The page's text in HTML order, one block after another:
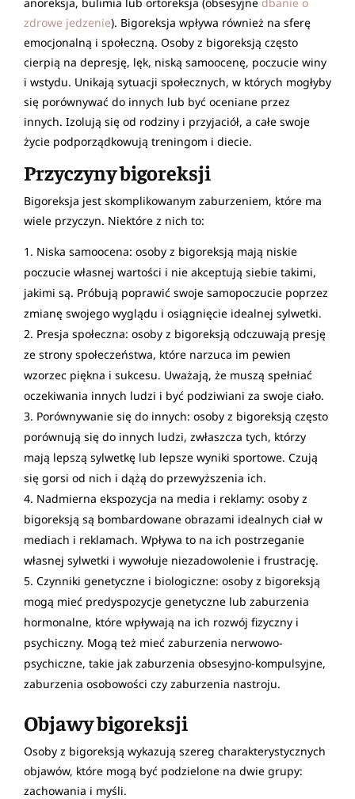
zdrowe jedzenie). Bigoreksja wpływa również na sferę
emocjonalną i społeczną. Osoby z bigoreksją często
cierpią na depresję, lęk, niską samoocenę, poczucie winy
i wstydu. Unikają sytuacji społecznych, w których mogłyby
się porównywać do innych lub być oceniane przez
innych. Izolują się od rodziny i przyjaciół, a całe swoje
życie podporządkowują treningom i diecie.
Przyczyny bigoreksji
Bigoreksja jest skomplikowanym zaburzeniem, które ma
wiele przyczyn. Niektóre z nich to:
Niska samoocena: osoby z bigoreksją mają niskie
poczucie własnej wartości i nie akceptują siebie takimi,
jakimi są. Próbują poprawić swoje samopoczucie poprzez
zmianę swojego wyglądu i osiągnięcie idealnej sylwetki.
Presja społeczna: osoby z bigoreksją odczuwają presję
ze strony społeczeństwa, które narzuca im pewien
wzorzec piękna i sukcesu. Uważają, że muszą spełniać
oczekiwania innych ludzi i być podziwiani za swoje ciało.
Porównywanie się do innych: osoby z bigoreksją często
porównują się do innych ludzi, zwłaszcza tych, którzy
mają lepszą sylwetkę lub lepsze wyniki sportowe. Czują
się gorsi od nich i dążą do przewyższenia ich.
Nadmierna ekspozycja na media i reklamy: osoby z
bigoreksją są bombardowane obrazami idealnych ciał w
mediach i reklamach. Wpływa to na ich postrzeganie
własnej sylwetki i wywołuje niezadowolenie i frustrację.
Czynniki genetyczne i biologiczne: osoby z bigoreksją
mogą mieć predyspozycje genetyczne lub zaburzenia
hormonalne, które wpływają na ich rozwój fizyczny i
psychiczny. Mogą też mieć zaburzenia nerwowo-
psychiczne, takie jak zaburzenia obsesyjno-kompulsyjne,
zaburzenia osobowości czy zaburzenia nastroju.
Objawy bigoreksji
Osoby z bigoreksją wykazują szereg charakterystycznych
objawów, które mogą być podzielone na dwie grupy:
zachowania i myśli.